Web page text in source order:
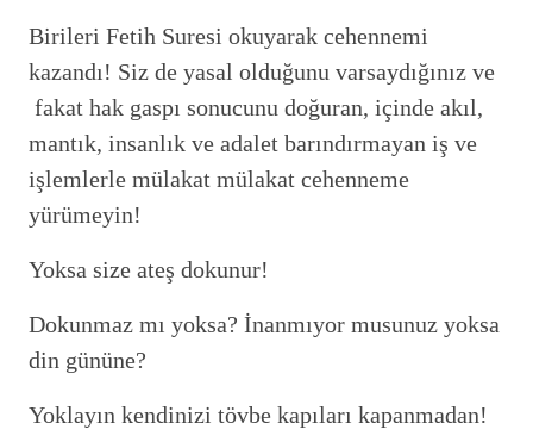
Birileri Fetih Suresi okuyarak cehennemi
kazandı! Siz de yasal olduğunu varsaydığınız ve
fakat hak gaspı sonucunu doğuran, içinde akıl,
mantık, insanlık ve adalet barındırmayan iş ve
işlemlerle mülakat mülakat cehenneme
yürümeyin!
Yoksa size ateş dokunur!
Dokunmaz mı yoksa? İnanmıyor musunuz yoksa
din gününe?
Yoklayın kendinizi tövbe kapıları kapanmadan!